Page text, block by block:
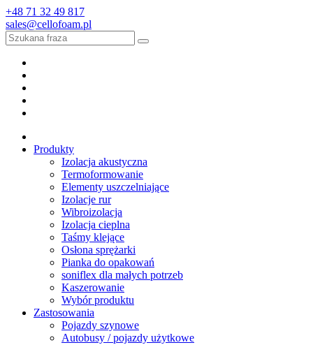
+48 71 32 49 817
sales@cellofoam.pl
Produkty
Izolacja akustyczna
Termoformowanie
Elementy uszczelniające
Izolacje rur
Wibroizolacja
Izolacja cieplna
Taśmy klejące
Osłona sprężarki
Pianka do opakowań
soniflex dla małych potrzeb
Kaszerowanie
Wybór produktu
Zastosowania
Pojazdy szynowe
Autobusy / pojazdy użytkowe